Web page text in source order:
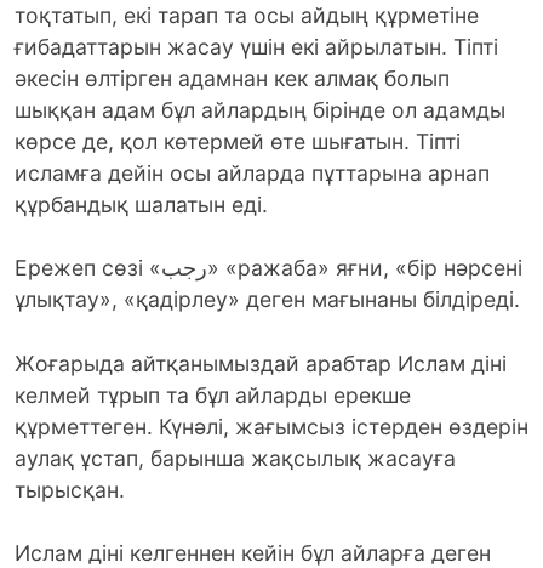
тоқтатып, екі тарап та осы айдың құрметіне
ғибадаттарын жасау үшін екі айрылатын. Тіпті
әкесін өлтірген адамнан кек алмақ болып
шыққан адам бұл айлардың бірінде ол адамды
көрсе де, қол көтермей өте шығатын. Тіпті
исламға дейін осы айларда пұттарына арнап
құрбандық шалатын еді.
Ережеп сөзі «رجب» «ражаба» яғни, «бір нәрсені
ұлықтау», «қадірлеу» деген мағынаны білдіреді.
Жоғарыда айтқанымыздай арабтар Ислам діні
келмей тұрып та бұл айларды ерекше
құрметтеген. Күнәлі, жағымсыз істерден өздерін
аулақ ұстап, барынша жақсылық жасауға
тырысқан.
Ислам діні келгеннен кейін бұл айларға деген